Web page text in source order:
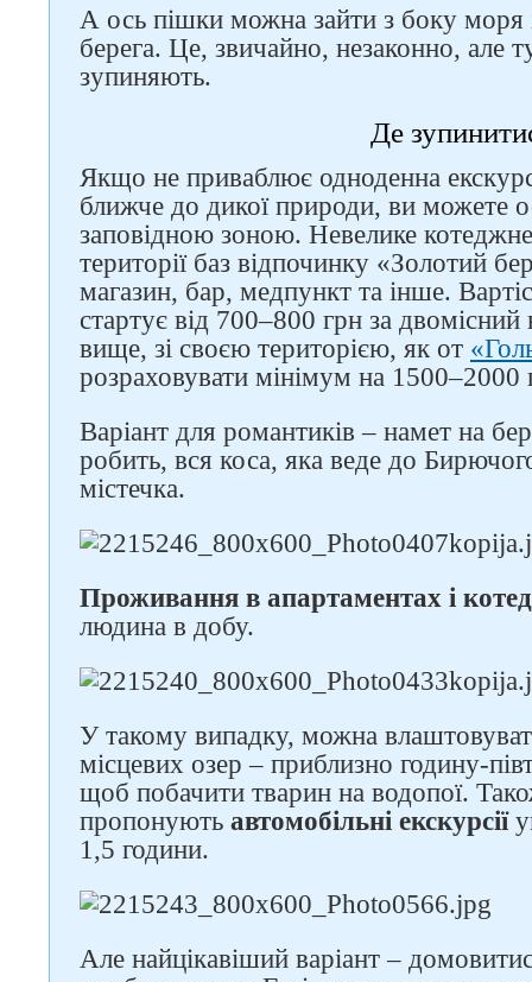
А ось пішки можна зайти з боку моря
берега. Це, звичайно, незаконно, але
зупиняють.
Де
Якщо не приваблює одноденна
ближче до дикої природи, ви можете
заповідною зоною. Невелике
території баз відпочинку «Золотий
магазин, бар, медпункт та інше.
стартує від 700–800 грн за
вище, зі своєю територією, як от
розраховувати мінімум на 1500–2000
Варіант для романтиків – намет на
робить, вся коса, яка веде до
містечка.
Проживання в апартаментах і
людина в добу.
У такому випадку, можна
місцевих озер – приблизно годину-
щоб побачити тварин на водопої.
пропонують автомобільні екскурсії
1,5 години.
Але найцікавіший варіант –